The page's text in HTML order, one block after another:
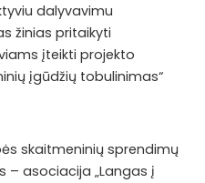
dalyvavimu
žinias pritaikyti
įteikti projekto
įgūdžių tobulinimas“
skaitmeninių sprendimų
– asociacija „Langas į